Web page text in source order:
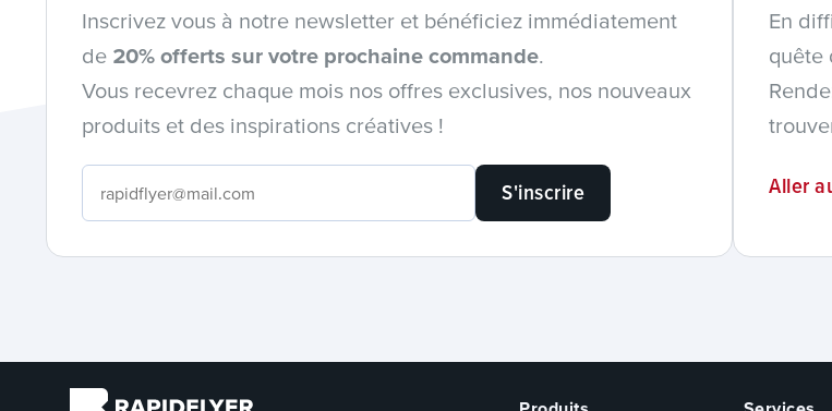
Inscrivez vous à notre newsletter et bénéficiez immédiatement
de 20% offerts sur votre prochaine commande.
Vous recevrez chaque mois nos offres exclusives, nos nouveaux
produits et des inspirations créatives !
S'inscrire
En
quête
Aller